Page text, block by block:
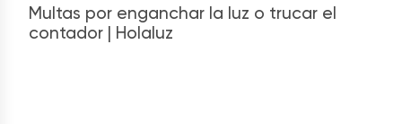
Multas por enganchar la luz o trucar el
contador | Holaluz